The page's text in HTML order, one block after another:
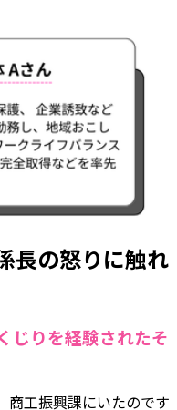
長の怒りに触れ
じりを経験されたそ
商工振興課にいたのです